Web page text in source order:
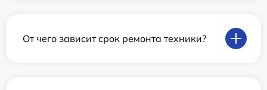
От чего зависит срок ремонта техники?